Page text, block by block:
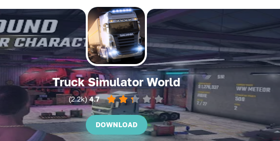
Truck Simulator World
4.7
(
2.2k
)
DOWNLOAD